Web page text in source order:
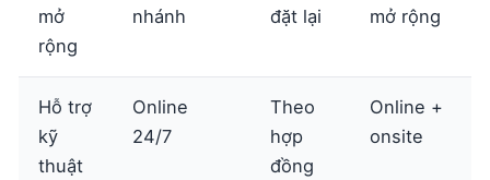
mở
rộng
nhánh
đặt lại
mở rộng
Hỗ trợ
kỹ
thuật
Online
24/7
Theo
hợp
đồng
Online +
onsite